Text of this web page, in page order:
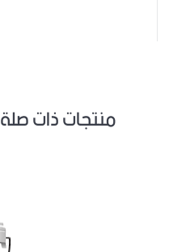
منتجات ذات صلة